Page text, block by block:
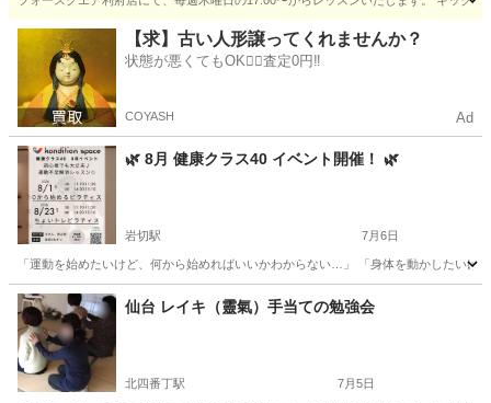
新利府駅 その他 キックボクシング
【求】古い人形譲ってくれませんか？
状態が悪くてもOK🙆‍♀️査定0円‼️
COYASH Ad
🌿 8月 健康クラス40 イベント開催！ 🌿
岩切駅 7月6日
「運動を始めたいけど、何から始めればいいかわからない…」 「身体を動かしたい
宮城 仙台市 岩切駅 スポーツ ピラティス
仙台 レイキ（靈氣）手当ての勉強会
北四番丁駅 7月5日